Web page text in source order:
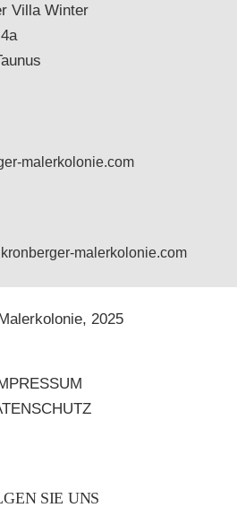
Villa Winter
malerkolonie.com
malerkolonie.com
2025
SIE UNS